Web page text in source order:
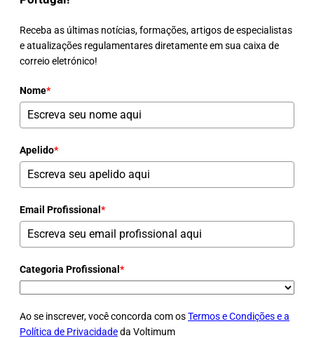
Receba as últimas notícias, formações, artigos de especialistas
e atualizações regulamentares diretamente em sua caixa de
correio eletrónico!
Nome*
Apelido*
Email Profissional *
Categoria Profissional *
Ao se inscrever, você concorda com osTermos e Condições e a
Política de Privacidadeda Voltimum